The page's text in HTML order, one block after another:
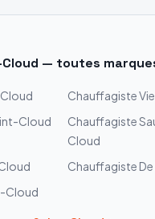
— toutes
Chauffagiste
Cloud Chauffagiste
Cloud
Chauffagiste
Cloud